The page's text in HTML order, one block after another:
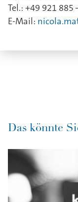
Tel.: +49 921 885
E-Mail:
Das könnte